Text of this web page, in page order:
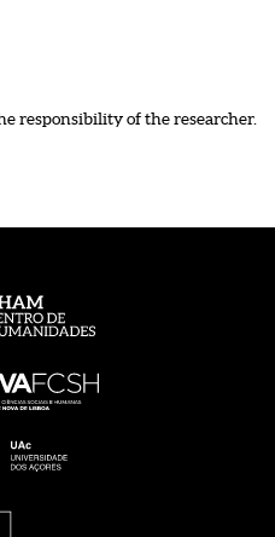
responsibility of the researcher.